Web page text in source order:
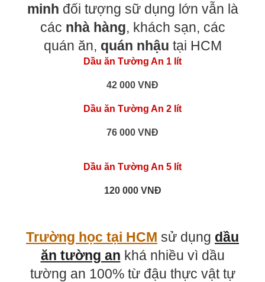
minh đối tượng sữ dụng lớn vẫn là
các nhà hàng, khách sạn, các
quán ăn, quán nhậu tại HCM
Dầu ăn Tường An 1 lít
42 000 VNĐ
Dầu ăn Tường An 2 lít
76 000 VNĐ
Dầu ăn Tường An 5 lít
120 000 VNĐ
Trường học tại HCM sử dụng dầu
ăn tường an khá nhiều vì dầu
tường an 100% từ đậu thực vật tự